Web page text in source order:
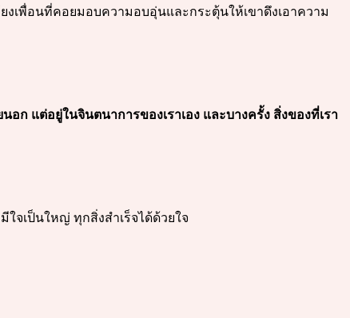
งเพื่อนที่คอยมอบความอบอุ่นและกระตุ้นให้เขาดึงเอาความ
แต่อยู่ในจินตนาการของเราเอง และบางครั้ง สิ่งของที่เรา
ใจเป็นใหญ่ ทุกสิ่งสำเร็จได้ด้วยใจ